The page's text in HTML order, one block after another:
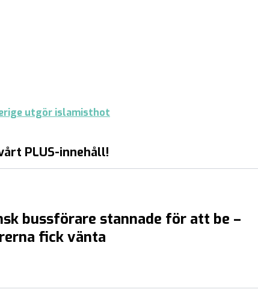
utgör islamisthot
PLUS-innehåll!
bussförare stannade för att be –
fick vänta